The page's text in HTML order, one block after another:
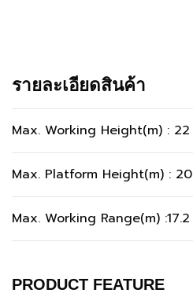
รายละเอียดสินค้า
Max. Working Height(m) : 22
Max. Platform Height(m) : 20
Max. Working Range(m) :17.2
PRODUCT FEATURE